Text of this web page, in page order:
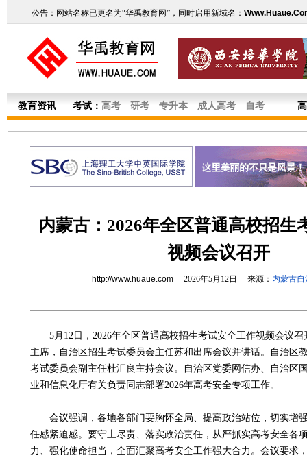
公告：网站名称已更名为“华禹教育网”，同时启用新域名：
教育资讯 考试： 高考 研考 专升本 成人高考 自考
内蒙古：2026年全区普通高校招生
视频会议召开
http://www.huaue.com2026年5月12日 来源： 内蒙古
5月12日，2026年全区普通高校招生考试安全工作视频会议召
主席，自治区招生考试委员会主任苏和出席会议并讲话。自治区
考试委员会副主任杜汇良主持会议。自治区党委网信办、自治区
业和信息化厅有关负责同志部署2026年高考安全专项工作。
会议强调，各地各部门要胸怀全局、提高政治站位，切实增
任感紧迫感。要守土尽责、落实政治责任，从严抓实高考安全各
力、强化使命担当，全面汇聚高考安全工作强大合力。会议要求